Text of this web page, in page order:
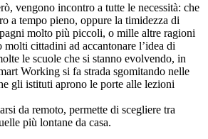
vengono incontro a tutte le necessità: che
a tempo pieno, oppure la timidezza di
molto più piccoli, o mille altre ragioni
cittadini ad accantonare l’idea di
le scuole che si stanno evolvendo, in
Working si fa strada sgomitando nelle
gli istituti aprono le porte alle lezioni
da remoto, permette di scegliere tra
più lontane da casa.